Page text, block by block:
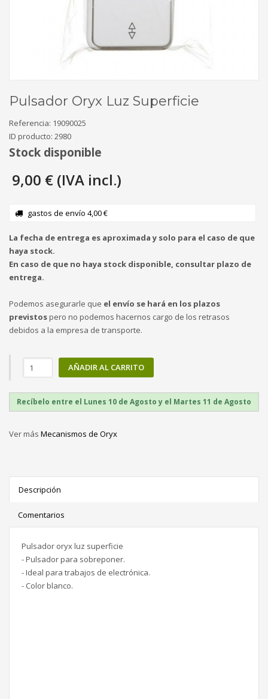
Pulsador Oryx Luz Superficie
Referencia: 19090025
ID producto: 2980
Stock disponible
9,00 € (IVA incl.)
gastos de envío 4,00 €
La fecha de entrega es aproximada y solo para el caso de que
haya stock.
En caso de que no haya stock disponible, consultar plazo de
entrega.
Podemos asegurarle que el envío se hará en los plazos
previstospero no podemos hacernos cargo de los retrasos
debidos a la empresa de transporte.
AÑADIR AL CARRITO
Recíbelo entre el Lunes 10 de Agosto y el Martes 11 de Agosto
Ver más Mecanismos de Oryx
Descripción
Comentarios
Pulsador oryx luz superficie
- Pulsador para sobreponer.
- Ideal para trabajos de electrónica.
- Color blanco.